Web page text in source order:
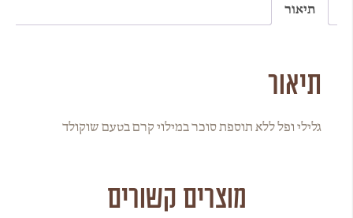
תיאור
תיאור
גלילי ופל ללא תוספת סוכר במילוי קרם בטעם שוקולד
מוצרים קשורים